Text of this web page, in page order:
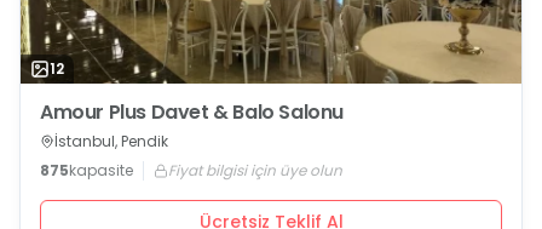
12
Amour Plus Davet & Balo Salonu
İstanbul, Pendik
875kapasite Fiyat bilgisi için üye olun
Ücretsiz Teklif Al